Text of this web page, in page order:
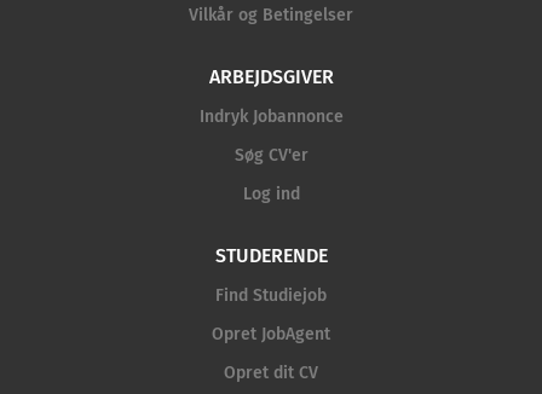
Vilkår og Betingelser
ARBEJDSGIVER
Indryk Jobannonce
Søg CV'er
Log ind
STUDERENDE
Find Studiejob
Opret JobAgent
Opret dit CV